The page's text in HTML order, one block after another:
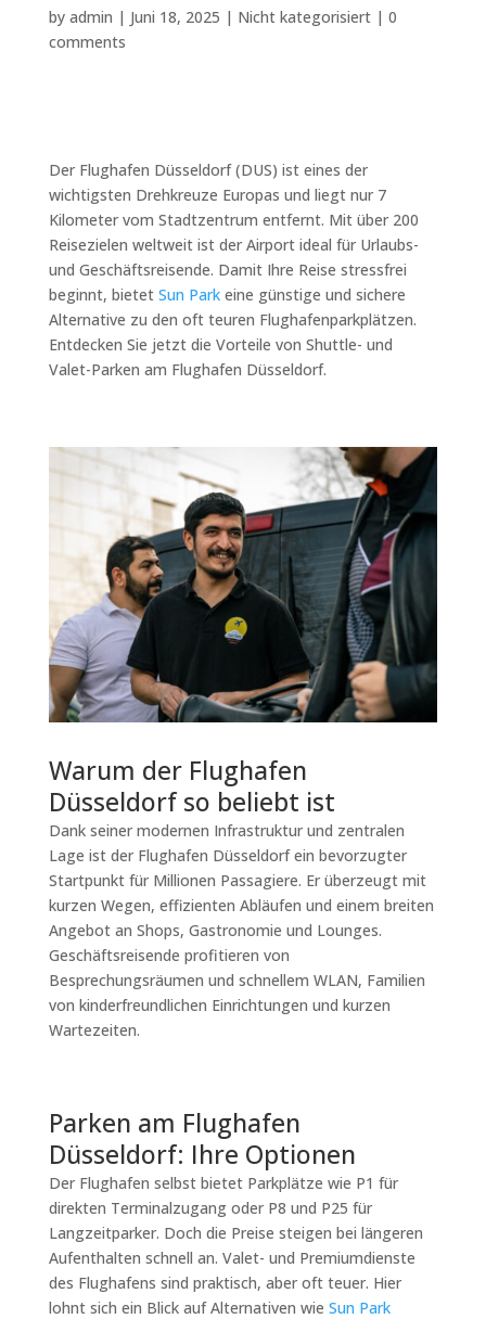
by admin | Juni 18, 2025 | Nicht kategorisiert| 0
comments
Der Flughafen Düsseldorf (DUS) ist eines der
wichtigsten Drehkreuze Europas und liegt nur 7
Kilometer vom Stadtzentrum entfernt. Mit über 200
Reisezielen weltweit ist der Airport ideal für Urlaubs-
und Geschäftsreisende. Damit Ihre Reise stressfrei
beginnt, bietet Sun Parkeine günstige und sichere
Alternative zu den oft teuren Flughafenparkplätzen.
Entdecken Sie jetzt die Vorteile von Shuttle- und
Valet-Parken am Flughafen Düsseldorf.
Warum der Flughafen
Düsseldorf so beliebt ist
Dank seiner modernen Infrastruktur und zentralen
Lage ist der Flughafen Düsseldorf ein bevorzugter
Startpunkt für Millionen Passagiere. Er überzeugt mit
kurzen Wegen, effizienten Abläufen und einem breiten
Angebot an Shops, Gastronomie und Lounges.
Geschäftsreisende profitieren von
Besprechungsräumen und schnellem WLAN, Familien
von kinderfreundlichen Einrichtungen und kurzen
Wartezeiten.
Parken am Flughafen
Düsseldorf: Ihre Optionen
Der Flughafen selbst bietet Parkplätze wie P1 für
direkten Terminalzugang oder P8 und P25 für
Langzeitparker. Doch die Preise steigen bei längeren
Aufenthalten schnell an. Valet- und Premiumdienste
des Flughafens sind praktisch, aber oft teuer. Hier
lohnt sich ein Blick auf Alternativen wie Sun Park